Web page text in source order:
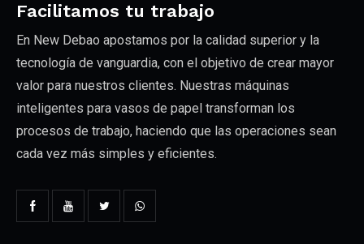
Facilitamos tu trabajo
En New Debao apostamos por la calidad superior y la
tecnología de vanguardia, con el objetivo de crear mayor
valor para nuestros clientes. Nuestras máquinas
inteligentes para vasos de papel transforman los
procesos de trabajo, haciendo que las operaciones sean
cada vez más simples y eficientes.